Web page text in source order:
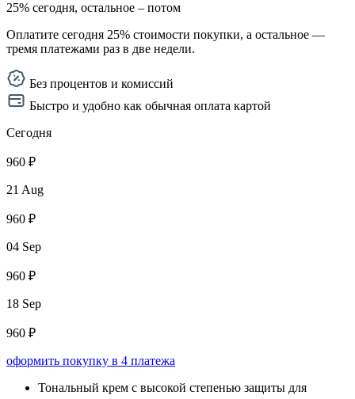
25% сегодня, остальное – потом
Оплатите сегодня 25% стоимости покупки, а остальное —
тремя платежами раз в две недели.
Без процентов и комиссий
Быстро и удобно как обычная оплата картой
Сегодня
960 ₽
21 Aug
960 ₽
04 Sep
960 ₽
18 Sep
960 ₽
оформить покупку в 4 платежа
Тональный крем с высокой степенью защиты для